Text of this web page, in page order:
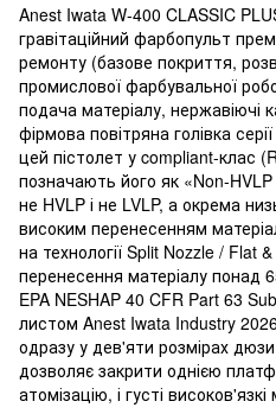
Anest Iwata W-400 CLASSIC
гравітаційний фарбопульт
ремонту (базове покриття,
промислової фарбувальної
подача матеріалу, нержавіючі
фірмова повітряна голівка
цей пістолет у compliant-клас
позначають його як «Non-
не HVLP і не LVLP, а окрема
високим перенесенням
на технології Split Nozzle / Flat
перенесення матеріалу понад
EPA NESHAP 40 CFR Part 63
листом Anest Iwata Industry
одразу у дев'яти розмірах
дозволяє закрити однією
атомізацію, і густі високов'язкі